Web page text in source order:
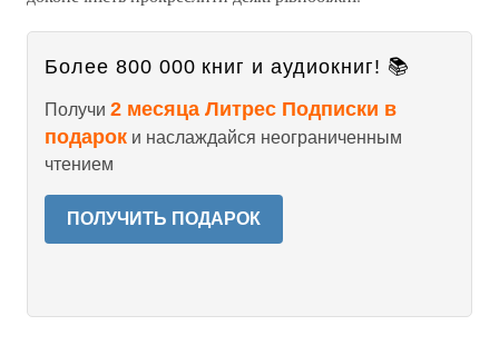
Более 800 000 книг и аудиокниг! 📚
Получи 2 месяца Литрес Подписки в
подарок и наслаждайся неограниченным
чтением
ПОЛУЧИТЬ ПОДАРОК